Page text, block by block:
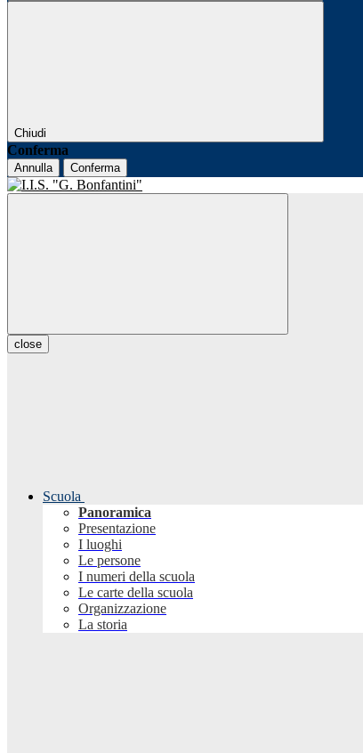
Chiudi
Conferma
Annulla Conferma
close
Scuola
Panoramica
Presentazione
I luoghi
Le persone
I numeri della scuola
Le carte della scuola
Organizzazione
La storia